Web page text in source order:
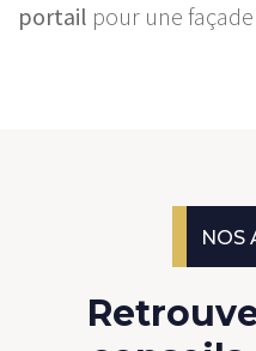
portail pour une
NOS